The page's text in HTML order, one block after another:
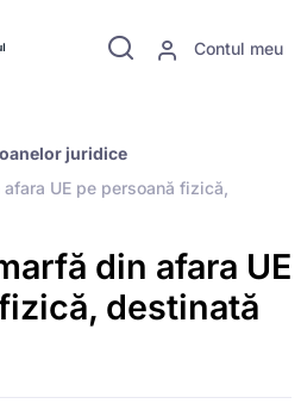
Contul meu
juridice
UE pe persoană fizică,
din afara UE
destinată